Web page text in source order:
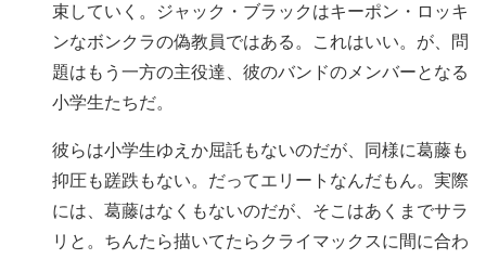
束していく。ジャック・ブラックはキーポン・ロッキ
ンなボンクラの偽教員ではある。これはいい。が、問
題はもう一方の主役達、彼のバンドのメンバーとなる
小学生たちだ。
彼らは小学生ゆえか屈託もないのだが、同様に葛藤も
抑圧も蹉跌もない。だってエリートなんだもん。実際
には、葛藤はなくもないのだが、そこはあくまでサラ
リと。ちんたら描いてたらクライマックスに間に合わ